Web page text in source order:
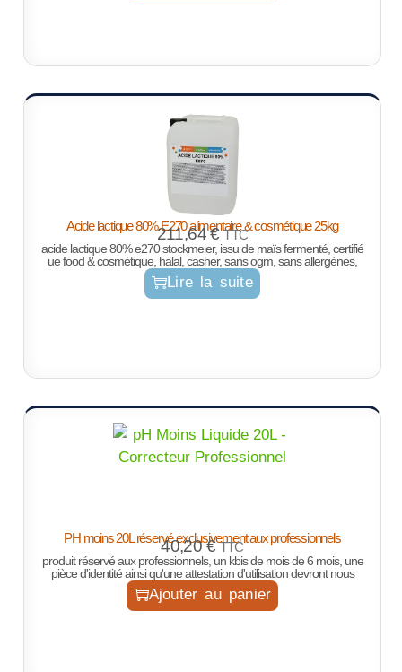
Acide lactique 80% E270 alimentaire & cosmétique 25kg
211,64€ TTC
acide lactique 80% e270 stockmeier, issu de maïs fermenté, certifié
ue food & cosmétique, halal, casher, sans ogm, sans allergènes,
Lire la suite
PH moins 20L réservé exclusivement aux professionnels
40,20€ TTC
produit réservé aux professionnels, un kbis de mois de 6 mois, une
pièce d'identité ainsi qu'une attestation d'utilisation devront nous
Ajouter au panier